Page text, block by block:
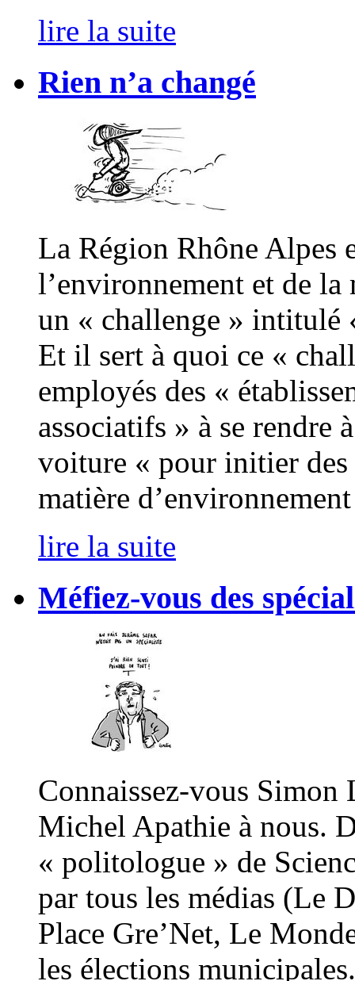
lire la suite
Rien n’a changé
La Région Rhône Alpes
l’environnement et de la
un « challenge » intitulé
Et il sert à quoi ce «
employés des «
associatifs » à se rendre
voiture « pour initier des
matière
lire la suite
Méfiez-vous des
Connaissez-vous Simon
Michel Apathie à nous.
« politologue » de
par tous les médias (Le
Place Gre’Net, Le
les élections